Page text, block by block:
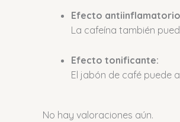
Efecto
La cafeína también
Efecto tonificante:
El jabón de café puede
No hay valoraciones aún.